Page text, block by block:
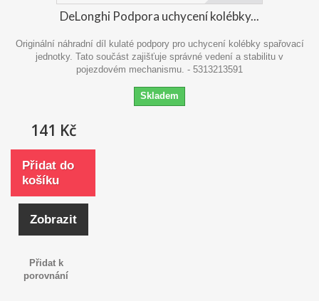
DeLonghi Podpora uchycení kolébky...
Originální náhradní díl kulaté podpory pro uchycení kolébky spařovací
jednotky. Tato součást zajišťuje správné vedení a stabilitu v
pojezdovém mechanismu. - 5313213591
Skladem
141 Kč
Přidat do
košíku
Zobrazit
Přidat k
porovnání